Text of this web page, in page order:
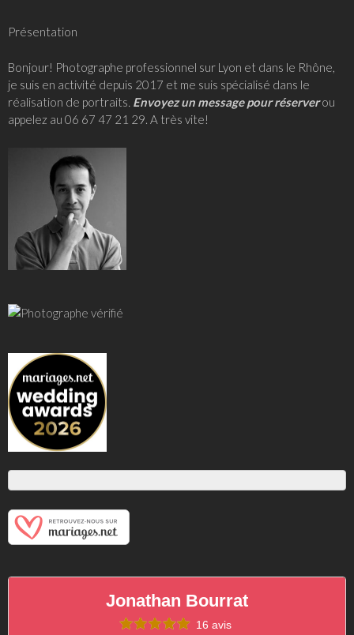
Présentation
Bonjour! Photographe professionnel sur Lyon et dans le Rhône,
je suis en activité depuis 2017 et me suis spécialisé dans le
réalisation de portraits. Envoyez un message pour réserverou
appelez au 06 67 47 21 29. A très vite!
Jonathan Bourrat
16 avis